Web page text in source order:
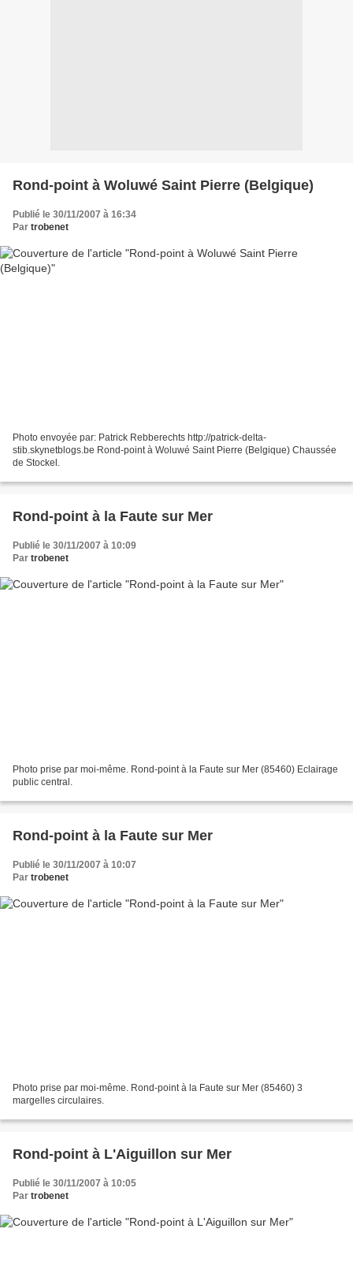
Rond-point à Woluwé Saint Pierre (Belgique)
Publié le 30/11/2007 à 16:34
Par trobenet
Photo envoyée par: Patrick Rebberechts http://patrick-delta-
stib.skynetblogs.be Rond-point à Woluwé Saint Pierre (Belgique) Chaussée
de Stockel.
Rond-point à la Faute sur Mer
Publié le 30/11/2007 à 10:09
Par trobenet
Photo prise par moi-même. Rond-point à la Faute sur Mer (85460) Eclairage
public central.
Rond-point à la Faute sur Mer
Publié le 30/11/2007 à 10:07
Par trobenet
Photo prise par moi-même. Rond-point à la Faute sur Mer (85460) 3
margelles circulaires.
Rond-point à L'Aiguillon sur Mer
Publié le 30/11/2007 à 10:05
Par trobenet